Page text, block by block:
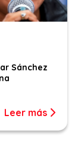
Sánchez
Leer más